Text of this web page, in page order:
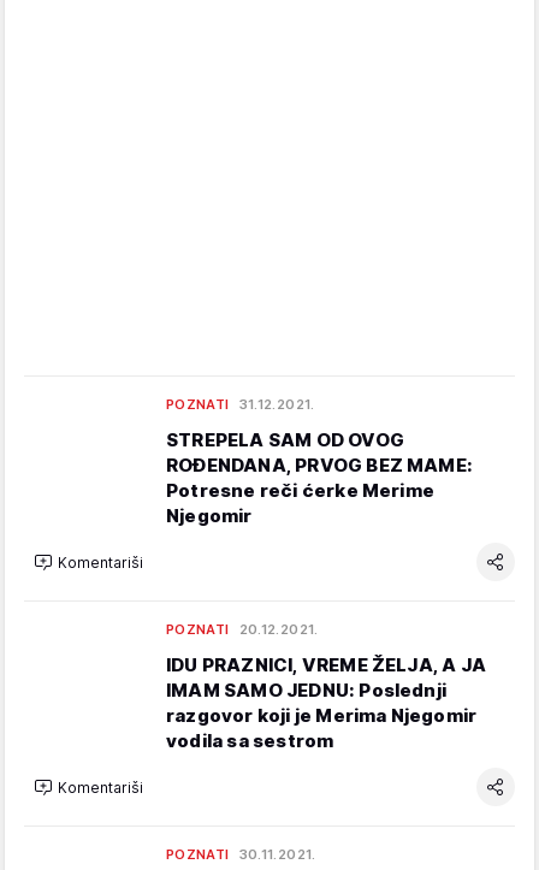
POZNATI 31.12.2021.
STREPELA SAM OD OVOG
ROĐENDANA, PRVOG BEZ MAME:
Potresne reči ćerke Merime
Njegomir
Komentariši
POZNATI 20.12.2021.
IDU PRAZNICI, VREME ŽELJA, A JA
IMAM SAMO JEDNU: Poslednji
razgovor koji je Merima Njegomir
vodila sa sestrom
Komentariši
POZNATI 30.11.2021.